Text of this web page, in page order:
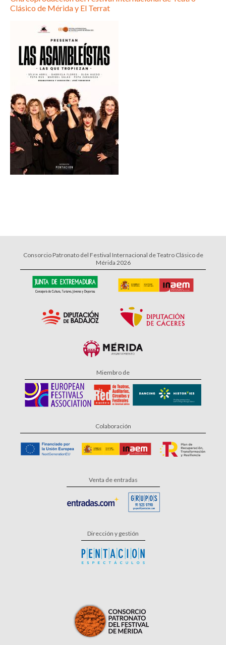
Clásico de Mérida y El Terrat
Consorcio Patronato del Festival Internacional de Teatro Clásico de
Mérida 2026
Miembro de
Colaboración
Venta de entradas
Dirección y gestión